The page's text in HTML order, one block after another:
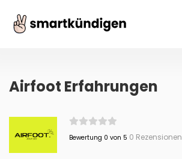
Airfoot Erfahrungen
Bewertung 0 von 5 0 Rezensionen